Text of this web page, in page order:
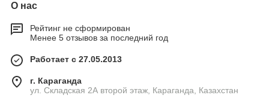
О нас
Рейтинг не сформирован
Менее 5 отзывов за последний год
Работает с 27.05.2013
г. Караганда
ул. Складская 2А второй этаж, Караганда, Казахстан